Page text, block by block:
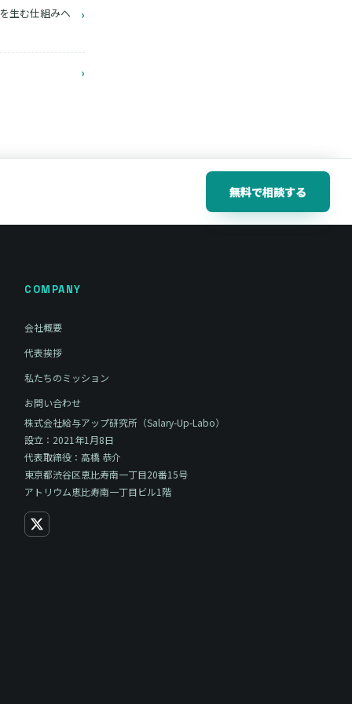
生む仕組みへ ›
›
無料で相談する
COMPANY
会社概要
代表挨拶
私たちのミッション
お問い合わせ
株式会社給与アップ研究所（Salary-Up-Labo）
設立：2021年1月8日
代表取締役：高橋 恭介
東京都渋谷区恵比寿南一丁目20番15号
アトリウム恵比寿南一丁目ビル1階